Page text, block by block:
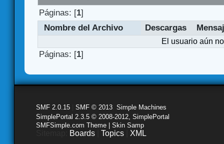
Páginas: [1]
Nombre del Archivo
Descargas
El usuario aún
Páginas: [1]
SMF 2.0.15 SMF © 2013 Simple Machines
SimplePortal 2.3.5 © 2008-2012, SimplePortal
SMFSimple.com Theme | Skin Samp
Boards Topics XML